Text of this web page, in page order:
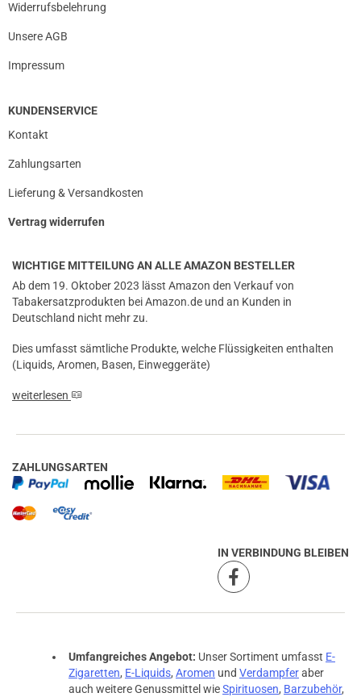
Widerrufsbelehrung
Unsere AGB
Impressum
KUNDENSERVICE
Kontakt
Zahlungsarten
Lieferung & Versandkosten
Vertrag widerrufen
WICHTIGE MITTEILUNG AN ALLE AMAZON BESTELLER
Ab dem 19. Oktober 2023 lässt Amazon den Verkauf von
Tabakersatzprodukten bei Amazon.de und an Kunden in
Deutschland nicht mehr zu.
Dies umfasst sämtliche Produkte, welche Flüssigkeiten enthalten
(Liquids, Aromen, Basen, Einweggeräte)
weiterlesen
ZAHLUNGSARTEN
IN VERBINDUNG BLEIBEN
Umfangreiches Angebot: Unser Sortiment umfasst E-
Zigaretten, E-Liquids, Aromen und Verdampferaber
auch weitere Genussmittel wieSpirituosen, Barzubehör,